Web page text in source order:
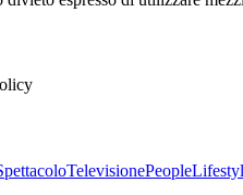
TelevisionePeople